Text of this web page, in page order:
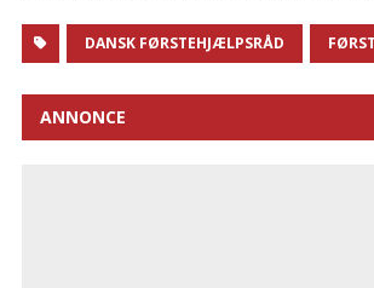
DANSK FØRSTEHJÆLPSRÅD
ANNONCE